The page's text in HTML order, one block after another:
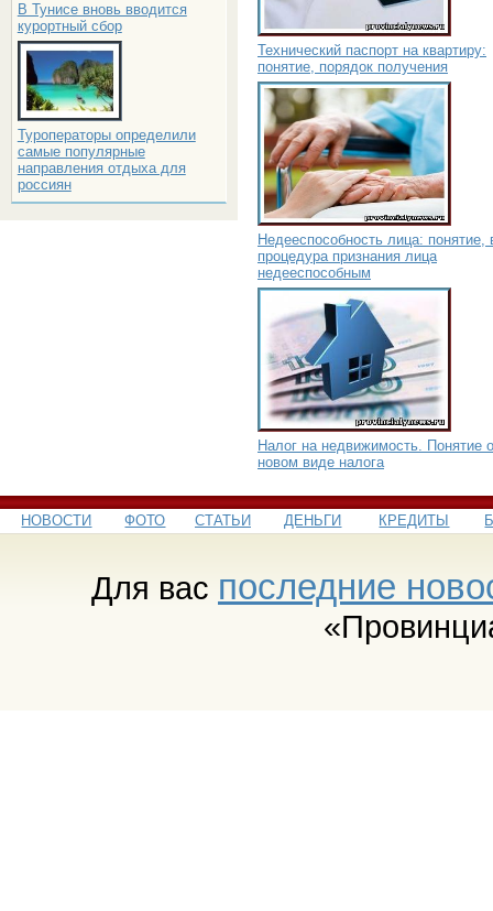
В Тунисе вновь вводится
курортный сбор
Туроператоры определили
самые популярные
направления отдыха для
россиян
Технический паспорт на квартиру:
понятие, порядок получения
Недееспособность лица: понятие,
процедура признания лица
недееспособным
Налог на недвижимость. Понятие о
новом виде налога
НОВОСТИ ФОТО СТАТЬИ ДЕНЬГИ КРЕДИТЫ
Для вас последние